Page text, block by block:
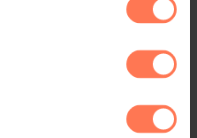
bekend
ook goed aan op de
Finance & BI. Het is een